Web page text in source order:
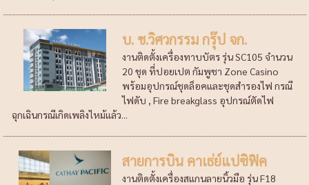
บ. ช.วิศวกรรม กรุ๊ป จก.
งานติดตั้งเครื่องทาบบัตร รุ่น SC105 จำนวน
20 ชุด ที่ปอยเปต กัมพูชา Zone Casino
พร้อมอุปกรณ์ชุดล็อคและชุดสำรองไฟ กรณี
ไฟดับ , Fire breakglass อุปกรณ์ตัดไฟ
ฉุกเฉินกรณีเกิดเพลิงไหม้แล้ว...
สายการบิน คาเธ่ย์แปซิฟิค
งานติดตั้งเครื่องสแกนลายนิ้วมือ รุ่น F18